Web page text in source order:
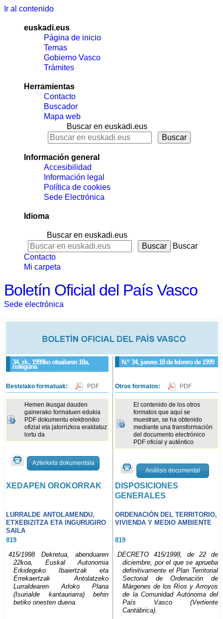
Ir al contenido
euskadi.eus
Página de inicio
Temas
Gobierno Vasco
Trámites
Herramientas
Contacto
Buscador
Mapa web
Buscar en euskadi.eus
Información general
Accesibilidad
Información legal
Política de cookies
Sede Electrónica
Idioma
Buscar en euskadi.eus
Buscar
Contacto
Mi carpeta
Boletín Oficial del País Vasco
Sede electrónica
34. zk., 1999ko otsailaren 18a,
osteguna
N.º 34, jueves 18 de febrero de 1999
Bestelako formatuak: PDF
Hemen ikusgai dauden
gainerako formatuen edukia
PDF dokumentu elektroniko
ofizial eta jatorrizkoa eraldatuz
lortu da
Azterketa dokumentala
Otros formatos: PDF
El contenido de los otros
formatos que aquí se
muestran, se ha obtenido
mediante una transformación
del documento electrónico
PDF oficial y auténtico
Análisis documental
XEDAPEN OROKORRAK
DISPOSICIONES
GENERALES
LURRALDE ANTOLAMENDU,
ETXEBIZITZA ETA INGURUGIRO
SAILA
ORDENACIÓN DEL TERRITORIO,
VIVIENDA Y MEDIO AMBIENTE
819
819
415/1998 Dekretua, abenduaren
22koa, Euskal Autonomia
Erkidegoko Ibaiertzak eta
Errekaertzak Antolatzeko
Lurraldearen Arloko Plana
(Isurialde kantauriarra) behin
betiko onesten duena.
DECRETO 415/1998, de 22 de
diciembre, por el que se aprueba
definitivamente el Plan Territorial
Sectorial de Ordenación de
Márgenes de los Ríos y Arroyos
de la Comunidad Autónoma del
País Vasco (Vertiente
Cantábrica).